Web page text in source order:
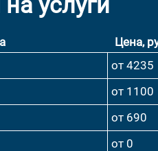
Цена,
от 4235
от 1100
от 690
от 0